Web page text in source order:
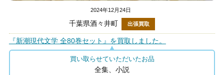
2024年12月24日
千葉県酒々井町 出張買取
『新潮現代文学 全80巻セット』を買取しました。
買い取らせていただいたお品
全集、小説